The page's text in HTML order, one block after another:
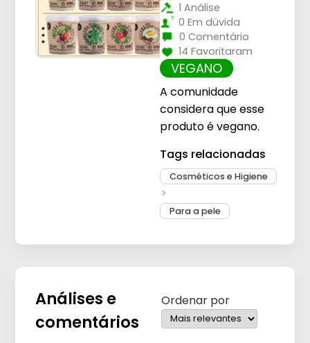
1 Análise
0 Em dúvida
0 Comentário
14 Favoritaram
VEGANO
A comunidade
considera que esse
produto é vegano.
Tags relacionadas
Cosméticos e Higiene
Para a pele
Análises e
comentários
Ordenar por